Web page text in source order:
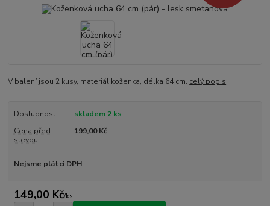
V balení jsou 2 kusy, materiál koženka, délka 64 cm. celý popis
Dostupnost
skladem 2 ks
Cena před
slevou
199,00 Kč
Nejsme plátci DPH
149,00 Kč/ks